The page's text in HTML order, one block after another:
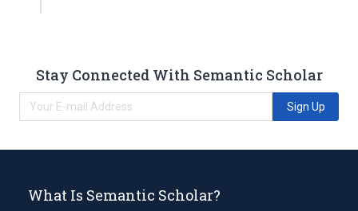
Stay Connected With Semantic Scholar
Sign Up
What Is Semantic Scholar?